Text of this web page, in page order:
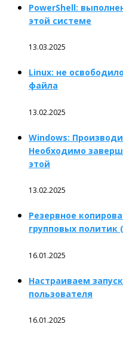
PowerShell:
этой системе
13.03.2025
Linux: не
файла
13.02.2025
Windows:
Необходимо
этой
13.02.2025
Резервное
групповых политик
16.01.2025
Настраиваем
пользователя
16.01.2025